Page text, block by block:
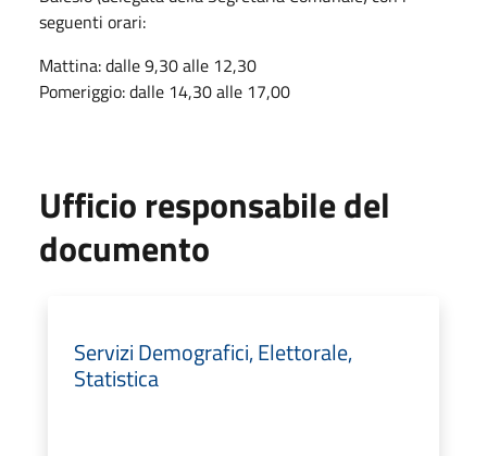
seguenti orari:
Mattina: dalle 9,30 alle 12,30
Pomeriggio: dalle 14,30 alle 17,00
Ufficio responsabile del
documento
Servizi Demografici, Elettorale,
Statistica